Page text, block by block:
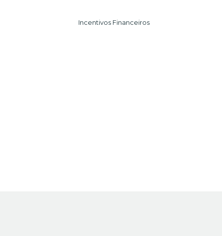
Incentivos Financeiros